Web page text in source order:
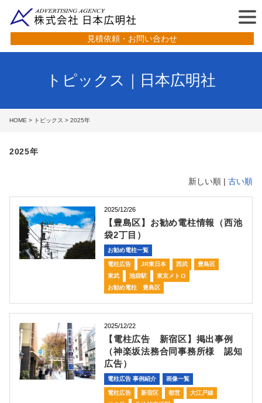
見積依頼・お問い合わせ
トピックス｜日本広明社
HOME > トピックス > 2025年
2025年
新しい順 | 古い順
2025/12/26
【豊島区】お勧め電柱情報（西池
袋2丁目）
お勧め電柱一覧
電柱広告 JR東日本 西武
豊島区
東武
池袋駅
東京メトロ
お勧め電柱 豊島区
2025/12/22
【電柱広告 新宿区】掲出事例
（神楽坂法務合同事務所様 認知
広告）
電柱広告 事例紹介 画像一覧
電柱広告 新宿区 都営
大江戸線